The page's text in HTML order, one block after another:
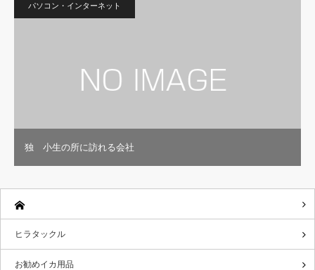
パソコン・インターネット
独 小生の所に訪れる会社
ヒラタックル
お勧めイカ用品